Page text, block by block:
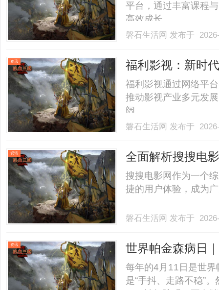
平台，通过丰富课程
高效成长。......
磐石生活网 发布于
资讯 福利影视：新时
福利影视通过网络平
推动影视产业多元发
阔。......
磐石生活网 发布于
资讯 全面解析搜搜电
搜搜电影网作为一个
捷的用户体验，成为
磐石生活网 发布于
资讯 世界帕金森病日
每年的4月11日是世
是“手抖、走路不稳”